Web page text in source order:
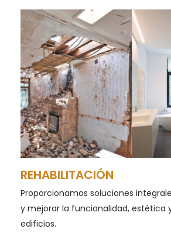
REHABILITACIÓN
Proporcionamos soluciones
y mejorar la funcionalidad, estética
edificios.